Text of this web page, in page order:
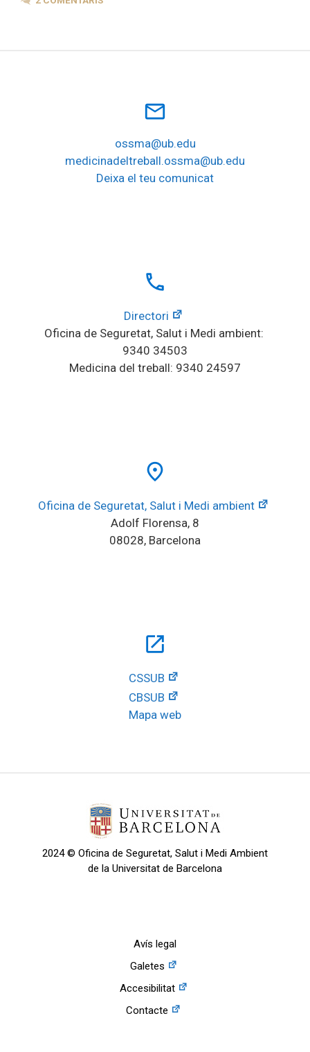
mail_outline
ossma@ub.edu
medicinadeltreball.ossma@ub.edu
Deixa el teu comunicat
local_phone
Directori
Oficina de Seguretat, Salut i Medi ambient:
9340 34503
Medicina del treball: 9340 24597
place
Oficina de Seguretat, Salut i Medi ambient
Adolf Florensa, 8
08028, Barcelona
open_in_new
CSSUB
CBSUB
Mapa web
2024 © Oficina de Seguretat, Salut i Medi Ambient
de la Universitat de Barcelona
Avís legal
Galetes
Accesibilitat
Contacte